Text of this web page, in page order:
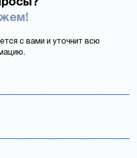
с вами и уточнит всю